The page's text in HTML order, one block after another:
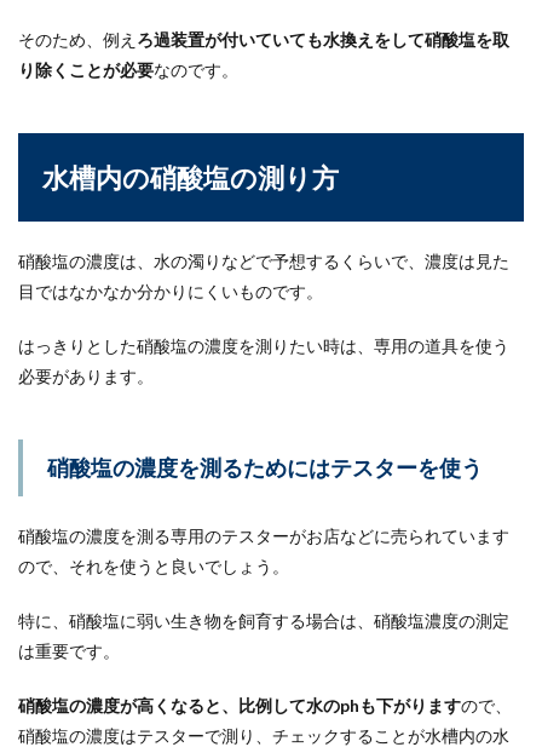
選び方を紹介します
熊が冬眠する場所とは？クマがいそう
なところには近づかない
か？秋の山は、きのこや栗などの山菜採りに出か
メダカの越冬で柿の葉が重宝されてい
メダカの屋外飼育で、注意したいのが冬の時期で
耳にしま...
そのため、例え ろ過装置が付いていても水換えをして硝酸塩を取
り除くことが必要なのです。
水槽内の硝酸塩の測り方
硝酸塩の濃度は、水の濁りなどで予想するくらいで、濃度は見た
目ではなかなか分かりにくいものです。
はっきりとした硝酸塩の濃度を測りたい時は、専用の道具を使う
必要があります。
硝酸塩の濃度を測るためにはテスターを使う
硝酸塩の濃度を測る専用のテスターがお店などに売られています
ので、それを使うと良いでしょう。
特に、硝酸塩に弱い生き物を飼育する場合は、硝酸塩濃度の測定
は重要です。
硝酸塩の濃度が高くなると、比例して水のphも下がりますので、
硝酸塩の濃度はテスターで測り、チェックすることが水槽内の水